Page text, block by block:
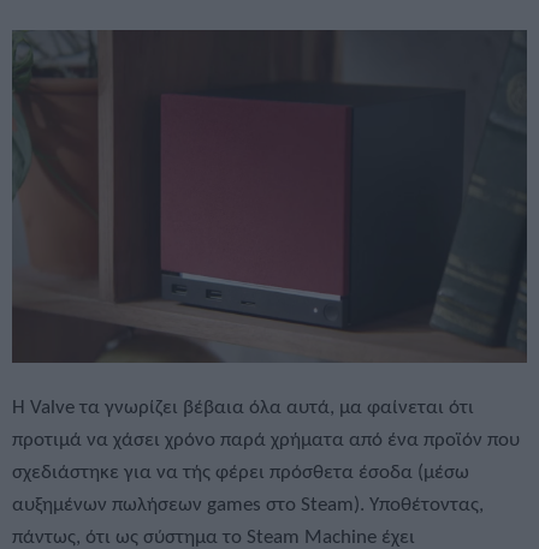
Η Valve τα γνωρίζει βέβαια όλα αυτά, μα φαίνεται ότι
προτιμά να χάσει χρόνο παρά χρήματα από ένα προϊόν που
σχεδιάστηκε για να τής φέρει πρόσθετα έσοδα (μέσω
αυξημένων πωλήσεων games στο Steam). Υποθέτοντας,
πάντως, ότι ως σύστημα το Steam Machine έχει